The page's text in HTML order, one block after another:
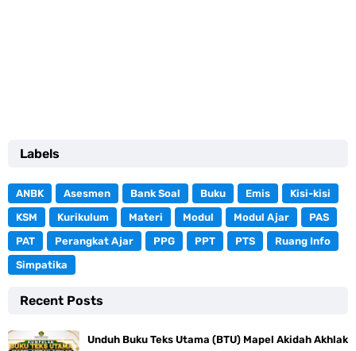
Labels
ANBK Asesmen Bank Soal Buku Emis
Kisi-kisi
KSM
Kurikulum Materi Modul Modul Ajar
PAS
PAT
Perangkat Ajar PPG PPT PTS
Ruang Info
Simpatika
Recent Posts
Unduh Buku Teks Utama (BTU) Mapel Akidah Akhlak